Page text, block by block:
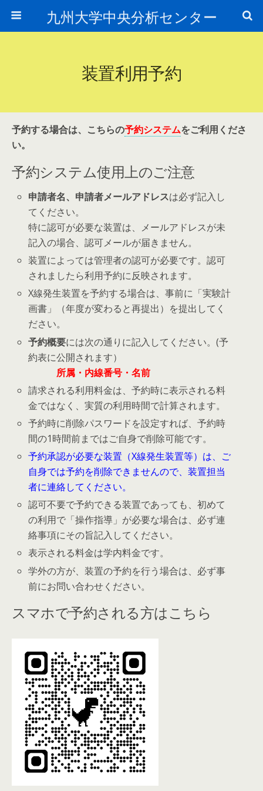
九州大学中央分析センター
装置利用予約
予約する場合は、こちらの予約システムをご利用くださ
い。
予約システム使用上のご注意
申請者名、申請者メールアドレスは必ず記入し
てください。
特に認可が必要な装置は、メールアドレスが未
記入の場合、認可メールが届きません。
装置によっては管理者の認可が必要です。認可
されましたら利用予約に反映されます。
X線発生装置を予約する場合は、事前に「実験計
画書」（年度が変わると再提出）を提出してく
ださい。
予約概要には次の通りに記入してください。(予
約表に公開されます）
所属・内線番号・名前
請求される利用料金は、予約時に表示される料
金ではなく、実質の利用時間で計算されます。
予約時に削除パスワードを設定すれば、予約時
間の1時間前まではご自身で削除可能です。
予約承認が必要な装置（X線発生装置等）は、ご
自身では予約を削除できませんので、装置担当
者に連絡してください。
認可不要で予約できる装置であっても、初めて
の利用で「操作指導」が必要な場合は、必ず連
絡事項にその旨記入してください。
表示される料金は学内料金です。
学外の方が、装置の予約を行う場合は、必ず事
前にお問い合わせください。
スマホで予約される方はこちら